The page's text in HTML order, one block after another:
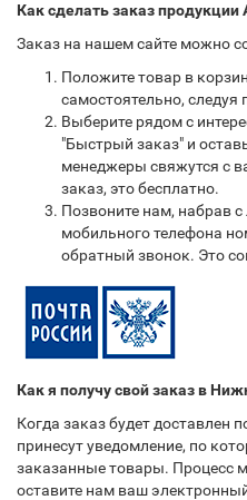
Как сделать заказ
Заказ на нашем сайте можно
Положите товар в
самостоятельно, следуя
Выберите рядом с
"Быстрый заказ" и
менеджеры свяжутся с
заказ, это бесплатно.
Позвоните нам, набрав
мобильного телефона
обратный звонок. Это
Как я получу свой заказ в
Когда заказ будет доставлен
принесут уведомление, по
заказанные товары. Процесс
оставите нам ваш